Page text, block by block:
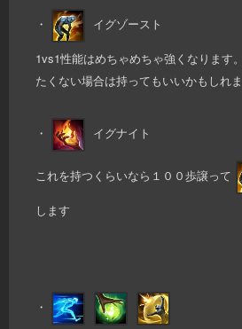
・ イグゾースト
1vs1性能はめちゃめちゃ強くなります
たくない場合は持ってもいいかもしれま
・ イグナイト
これを持つくらいなら１００歩譲って
します
・